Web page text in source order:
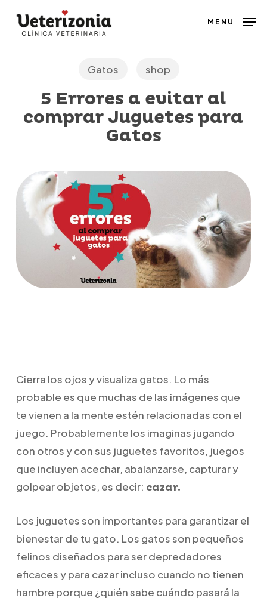
MENU
Gatos shop
5 Errores a evitar al
comprar Juguetes para
Gatos
Cierra los ojos y visualiza gatos. Lo más
probable es que muchas de las imágenes que
te vienen a la mente estén relacionadas con el
juego. Probablemente los imaginas jugando
con otros y con sus juguetes favoritos, juegos
que incluyen acechar, abalanzarse, capturar y
golpear objetos, es decir: cazar.
Los juguetes son importantes para garantizar el
bienestar de tu gato. Los gatos son pequeños
felinos diseñados para ser depredadores
eficaces y para cazar incluso cuando no tienen
hambre porque ¿quién sabe cuándo pasará la